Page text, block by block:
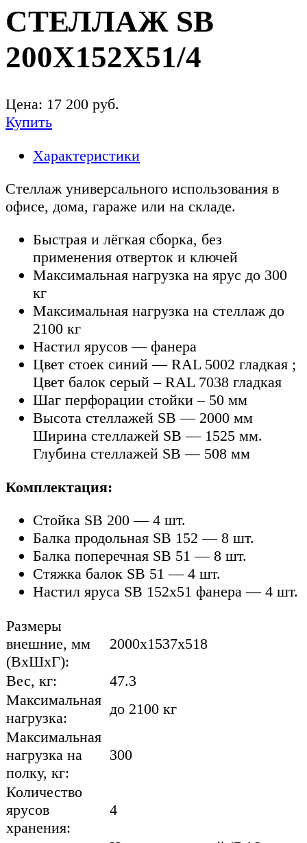
СТЕЛЛАЖ SB
200X152X51/4
Цена: 17 200 руб.
Купить
Характеристики
Стеллаж универсального использования в
офисе, дома, гараже или на складе.
Быстрая и лёгкая сборка, без
применения отверток и ключей
Максимальная нагрузка на ярус до 300
кг
Максимальная нагрузка на стеллаж до
2100 кг
Настил ярусов — фанера
Цвет стоек синий — RAL 5002 гладкая ;
Цвет балок серый – RAL 7038 гладкая
Шаг перфорации стойки – 50 мм
Высота стеллажей SB — 2000 мм
Ширина стеллажей SB — 1525 мм.
Глубина стеллажей SB — 508 мм
Комплектация:
Стойка SB 200 — 4 шт.
Балка продольная SB 152 — 8 шт.
Балка поперечная SB 51 — 8 шт.
Стяжка балок SB 51 — 4 шт.
Настил яруса SB 152х51 фанера — 4 шт.
Размеры
внешние, мм
(ВхШхГ):
2000x1537x518
Вес, кг:
47.3
Максимальная
нагрузка:
до 2100 кг
Максимальная
нагрузка на
полку, кг:
300
Количество
ярусов
хранения:
4